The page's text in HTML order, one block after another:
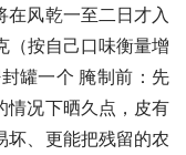
在风乾一至二日才入
（按自己口味衡量增
罐一个 腌制前：先
情况下晒久点，皮有
坏、更能把残留的农